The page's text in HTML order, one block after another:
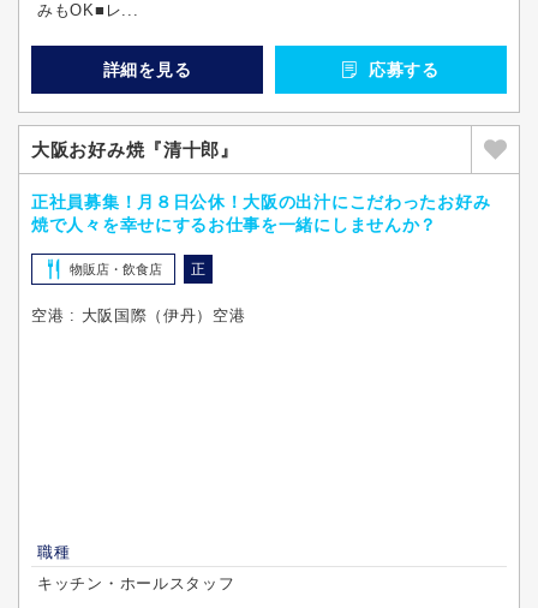
みもOK■レ...
詳細を見る 応募する
大阪お好み焼『清十郎』
正社員募集！月８日公休！大阪の出汁にこだわったお好み
焼で人々を幸せにするお仕事を一緒にしませんか？
物販店・飲食店 正
空港 : 大阪国際（伊丹）空港
職種
キッチン・ホールスタッフ